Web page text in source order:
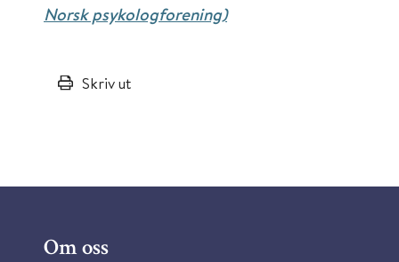
Norsk psykologforening)
Skriv ut
Om oss